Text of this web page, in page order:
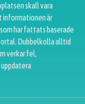
skall vara
informationen är
har fattats baserade
Dubbelkolla alltid
verkar fel,